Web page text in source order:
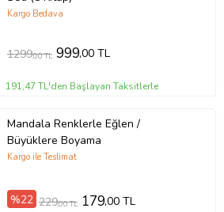
Kargo Bedava
1299,00 TL 999,00 TL
191,47 TL'den Başlayan Taksitlerle
Mandala Renklerle Eğlen /
Büyüklere Boyama
Kargo ile Teslimat
%22 229,00 TL 179,00 TL